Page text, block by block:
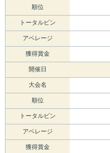
順位
トータルピン
アベレージ
獲得賞金
開催日
大会名
順位
トータルピン
アベレージ
獲得賞金